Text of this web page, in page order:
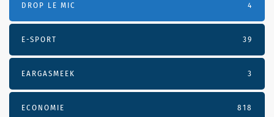
DROP LE MIC 4
E-SPORT 39
EARGASMEEK 3
ECONOMIE 818